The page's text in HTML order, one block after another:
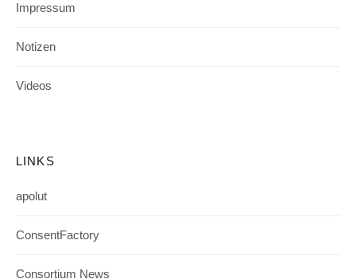
Impressum
Notizen
Videos
LINKS
apolut
ConsentFactory
Consortium News